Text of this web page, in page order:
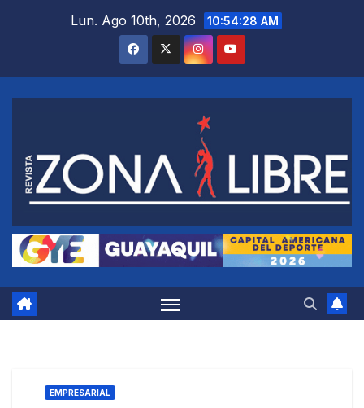
Lun. Ago 10th, 2026 10:54:29 AM
EMPRESARIAL